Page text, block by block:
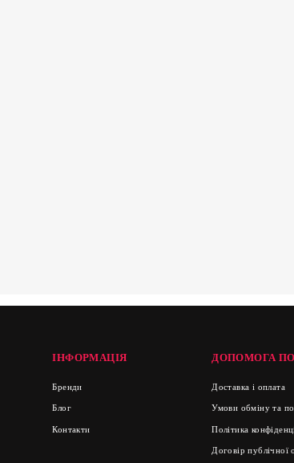
ІНФОРМАЦІЯ
Бренди
Блог
Контакти
ДОПОМОГА
Доставка і оплата
Умови обміну та
Політика
Договір публічної